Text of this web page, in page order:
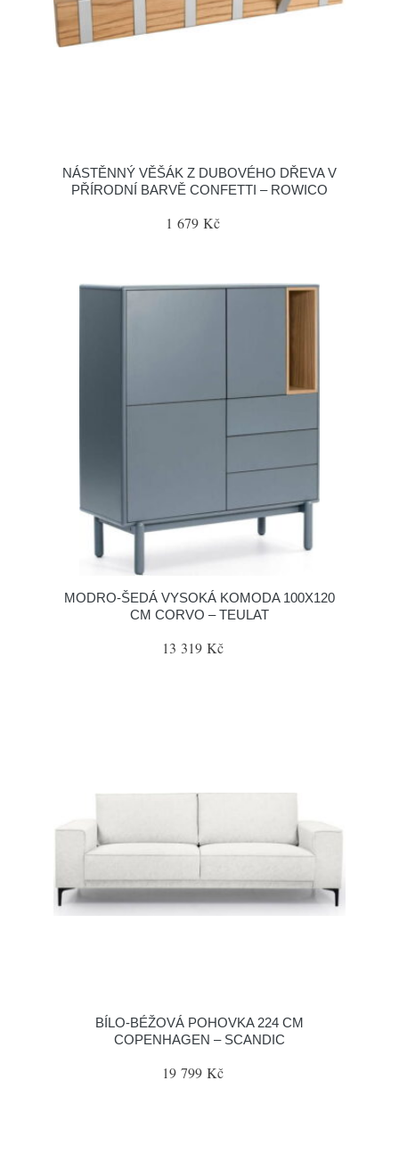
NÁSTĚNNÝ VĚŠÁK Z DUBOVÉHO DŘEVA V
PŘÍRODNÍ BARVĚ CONFETTI – ROWICO
1 679 Kč
MODRO-ŠEDÁ VYSOKÁ KOMODA 100X120
CM CORVO – TEULAT
13 319 Kč
BÍLO-BÉŽOVÁ POHOVKA 224 CM
COPENHAGEN – SCANDIC
19 799 Kč